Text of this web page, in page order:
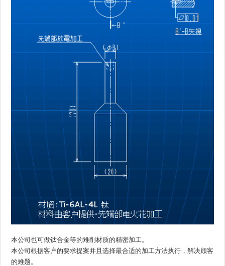
本公司也可做钛合金等的难削材质的精密加工。
本公司根据客户的要求提案并且选择最合适的加工方法执行，解决顾客
的难题。